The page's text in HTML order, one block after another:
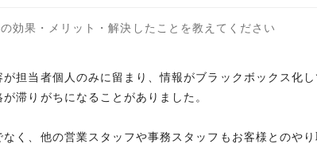
効果・メリット・解決したことを教えてください
が担当者個人のみに留まり、情報がブラックボックス化
滞りがちになることがありました。
く、他の営業スタッフや事務スタッフもお客様とのや